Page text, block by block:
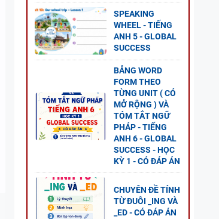
SPEAKING
WHEEL - TIẾNG
ANH 5 - GLOBAL
SUCCESS
BẢNG WORD
FORM THEO
TỪNG UNIT ( CÓ
MỞ RỘNG ) VÀ
TÓM TẮT NGỮ
PHÁP - TIẾNG
ANH 6 - GLOBAL
SUCCESS - HỌC
KỲ 1 - CÓ ĐÁP ÁN
CHUYÊN ĐỀ TÍNH
TỪ ĐUÔI _ING VÀ
_ED - CÓ ĐÁP ÁN